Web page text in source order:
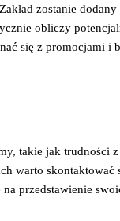
zostanie
obliczy
się z promocjami i
takie jak trudności
warto skontaktować
przedstawienie